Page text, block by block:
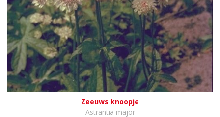
Zeeuws knoopje
Astrantia major